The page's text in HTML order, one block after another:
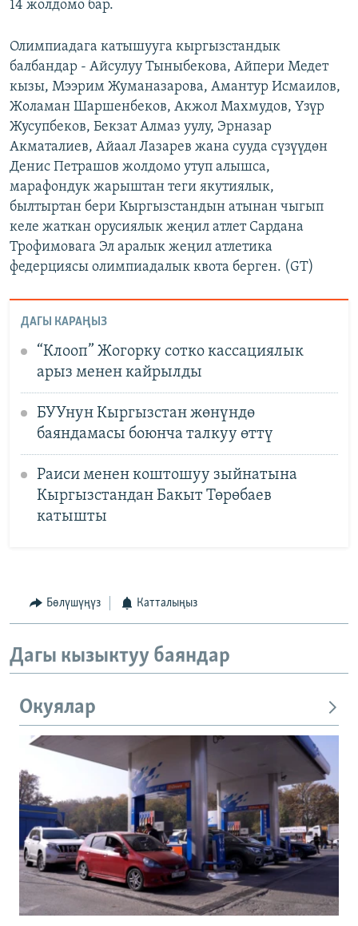
14 жолдомо бар.
Олимпиадага катышууга кыргызстандык
балбандар - Айсулуу Тыныбекова, Айпери Медет
кызы, Мээрим Жуманазарова, Амантур Исмаилов,
Жоламан Шаршенбеков, Акжол Махмудов, Үзүр
Жусупбеков, Бекзат Алмаз уулу, Эрназар
Акматалиев, Айаал Лазарев жана сууда сүзүүдөн
Денис Петрашов жолдомо утуп алышса,
марафондук жарыштан теги якутиялык,
былтыртан бери Кыргызстандын атынан чыгып
келе жаткан орусиялык жеңил атлет Сардана
Трофимовага Эл аралык жеңил атлетика
федерциясы олимпиадалык квота берген. (GT)
ДАГЫ КАРАҢЫЗ
“Клооп” Жогорку сотко кассациялык
арыз менен кайрылды
БУУнун Кыргызстан жөнүндө
баяндамасы боюнча талкуу өттү
Раиси менен коштошуу зыйнатына
Кыргызстандан Бакыт Төрөбаев
катышты
Бөлүшүңүз Катталыңыз
Дагы кызыктуу баяндар
Окуялар